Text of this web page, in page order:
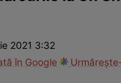
2021 3:32
în Google